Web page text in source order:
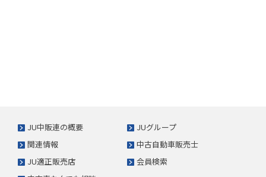
JU中販連の概要
JUグループ
関連情報
中古自動車販売士
JU適正販売店
会員検索